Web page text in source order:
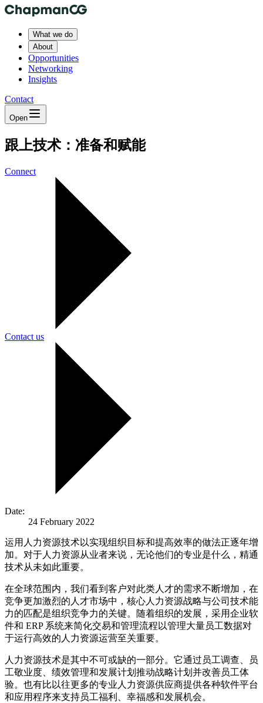
What we do
About
Opportunities
Networking
Insights
Contact
Open
跟上技术：准备和赋能
Connect
Contact us
Date:
24 February 2022
运用人力资源技术以实现组织目标和提高效率的做法正逐年增
加。对于人力资源从业者来说，无论他们的专业是什么，精通
技术从未如此重要。
在全球范围内，我们看到客户对此类人才的需求不断增加，在
竞争更加激烈的人才市场中，核心人力资源战略与公司技术能
力的匹配是组织竞争力的关键。随着组织的发展，采用企业软
件和 ERP 系统来简化交易和管理流程以管理大量员工数据对
于运行高效的人力资源运营至关重要。
人力资源技术是其中不可或缺的一部分。它通过员工调查、员
工敬业度、绩效管理和发展计划推动战略计划并改善员工体
验。也有比以往更多的专业人力资源供应商提供各种软件平台
和应用程序来支持员工福利、幸福感和发展机会。